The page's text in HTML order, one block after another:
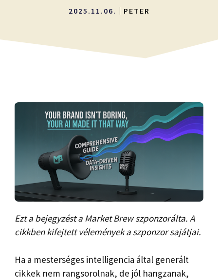
2025.11.06. PETER
Ezt a bejegyzést a Market Brew szponzorálta. A
cikkben kifejtett vélemények a szponzor sajátjai.
Ha a mesterséges intelligencia által generált
cikkek nem rangsorolnak, de jól hangzanak,